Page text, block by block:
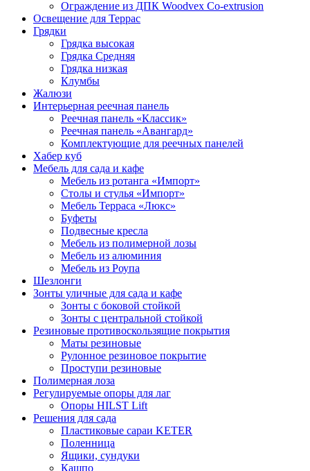
Ограждение из ДПК Woodvex Co-extrusion
Освещение для Террас
Грядки
Грядка высокая
Грядка Средняя
Грядка низкая
Клумбы
Жалюзи
Интерьерная реечная панель
Реечная панель «Классик»
Реечная панель «Авангард»
Комплектующие для реечных панелей
Хабер куб
Мебель для сада и кафе
Мебель из ротанга «Импорт»
Столы и стулья «Импорт»
Мебель Терраса «Люкс»
Буфеты
Подвесные кресла
Мебель из полимерной лозы
Мебель из алюминия
Мебель из Роупа
Шезлонги
Зонты уличные для сада и кафе
Зонты с боковой стойкой
Зонты с центральной стойкой
Резиновые противоскользящие покрытия
Маты резиновые
Рулонное резиновое покрытие
Проступи резиновые
Полимерная лоза
Регулируемые опоры для лаг
Опоры HILST Lift
Решения для сада
Пластиковые сараи KETER
Поленница
Ящики, сундуки
Кашпо